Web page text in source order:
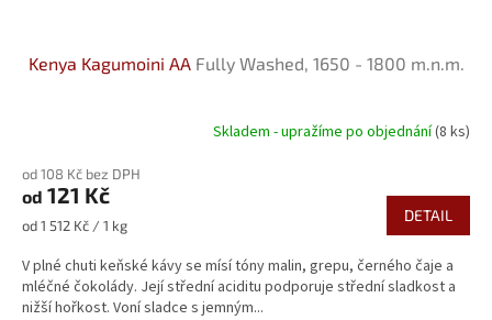
Kenya Kagumoini AA Fully Washed, 1650 - 1800 m.n.m.
Skladem - upražíme po objednání(8 ks)
od 108 Kč bez DPH
od 121 Kč
Měrná
od 1 512 Kč / 1 kg
DETAIL
V plné chuti keňské kávy se mísí tóny malin, grepu, černého čaje a
mléčné čokolády. Její střední aciditu podporuje střední sladkost a
nižší hořkost. Voní sladce s jemným...